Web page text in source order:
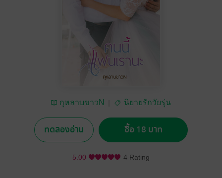
กุหลาบขาวN นิยายรักวัยรุ่น
ทดลองอ่าน ซื้อ 18 บาท
5.00 4 Rating